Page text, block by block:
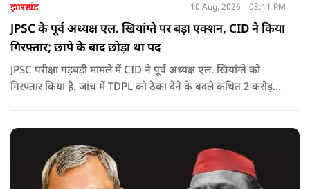
झारखंड 10 Aug, 2026 03:11 PM
JPSC के पूर्व अध्यक्ष एल. खियांग्ते पर बड़ा एक्शन, CID ने किया
गिरफ्तार; छापे के बाद छोड़ा था पद
JPSC परीक्षा गड़बड़ी मामले में CID ने पूर्व अध्यक्ष एल. खियांग्ते को
गिरफ्तार किया है. जांच में TDPL को ठेका देने के बदले कथित 2 करोड़